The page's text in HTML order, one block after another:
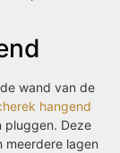
wand van de
hangend
pluggen. Deze
meerdere lagen